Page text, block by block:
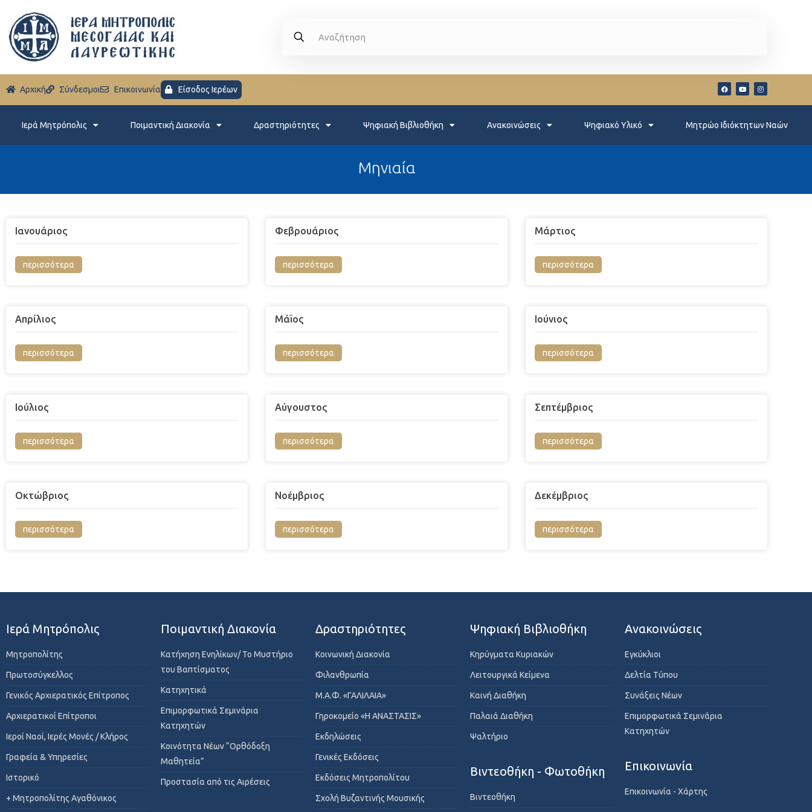
Aρχική Σύνδεσμοι Eπικοινωνία Είσοδος Ιερέων
Ιερά Μητρόπολις Ποιμαντική Διακονία Δραστηριότητες Ψηφιακή Βιβλιοθήκη Ανακοινώσεις Ψηφιακό Υλικό Μητρώο Ιδιόκτητων Ναών
Μηνιαία
Ιανουάριος
περισσότερα
Φεβρουάριος
περισσότερα
Μάρτιος
περισσότερα
Απρίλιος
περισσότερα
Μάϊος
περισσότερα
Ιούνιος
περισσότερα
Ιούλιος
περισσότερα
Αύγουστος
περισσότερα
Σεπτέμβριος
περισσότερα
Οκτώβριος
περισσότερα
Νοέμβριος
περισσότερα
Δεκέμβριος
περισσότερα
Ιερά Μητρόπολις
Μητροπολίτης
Πρωτοσύγκελλος
Γενικός Αρχιερατικός Επίτροπος
Αρχιερατικοί Επίτροποι
Ιεροί Ναοί, Ιερές Μονές / Κλήρος
Γραφεία & Υπηρεσίες
Ιστορικό
+ Μητροπολίτης Αγαθόνικος
Ποιμαντική Διακονία
Κατήχηση Ενηλίκων/ Το Μυστήριο
του Βαπτίσματος
Κατηχητικά
Επιμορφωτικά Σεμινάρια
Κατηχητών
Κοινότητα Νέων “Ορθόδοξη
Μαθητεία”
Προστασία από τις Αιρέσεις
Δραστηριότητες
Κοινωνική Διακονία
Φιλανθρωπία
Μ.Α.Φ. «ΓΑΛΙΛΑΙΑ»
Γηροκομείο «Η ΑΝΑΣΤΑΣΙΣ»
Εκδηλώσεις
Γενικές Εκδόσεις
Εκδόσεις Μητροπολίτου
Σχολή Βυζαντινής Μουσικής
Ψηφιακή Βιβλιοθήκη
Κηρύγματα Κυριακών
Λειτουργικά Κείμενα
Καινή Διαθήκη
Παλαιά Διαθήκη
Ψαλτήριο
Βιντεοθήκη - Φωτοθήκη
Βιντεοθήκη
Ανακοινώσεις
Εγκύκλιοι
Δελτία Τύπου
Συνάξεις Νέων
Επιμορφωτικά Σεμινάρια
Κατηχητών
Επικοινωνία
Επικοινωνία - Χάρτης